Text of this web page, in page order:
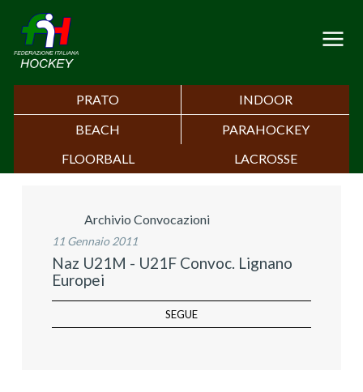
PRATO
INDOOR
BEACH
PARAHOCKEY
FLOORBALL
LACROSSE
Archivio Convocazioni
11 Gennaio 2011
Naz U21M - U21F Convoc. Lignano
Europei
SEGUE